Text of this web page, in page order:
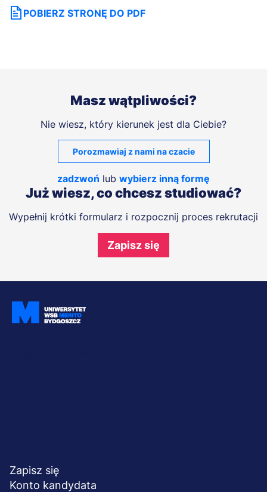
POBIERZ STRONĘ DO PDF
Masz wątpliwości?
Nie wiesz, który kierunek jest dla Ciebie?
Porozmawiaj z nami na czacie
zadzwoń lub wybierz inną formę
Już wiesz, co chcesz studiować?
Wypełnij krótki formularz i rozpocznij proces rekrutacji
Zapisz się
stopka
Zapisz się
Konto kandydata